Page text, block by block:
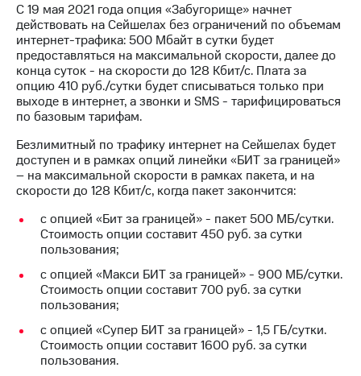
Заказать
SIM-
карту
Оформить
eSIM
SIM-
карта
для
иностранцев
Оформить
чистый
номер
Выбрать
красивый
номер
Заменить
SIM-
карту
Супер
дешевле
при
оплате
с карты
МТС
Деньги
Выберите
и подключите
ТВ
с выгодным
тарифом
Тарифы
Интернет,
ТВ и телефон
для дома
Услуги
С 19 мая 2021 года опция «Забугорище» начнет
действовать на Сейшелах без ограничений по объемам
интернет-трафика: 500 Мбайт в сутки будет
предоставляться на максимальной скорости, далее до
конца суток - на скорости до 128 Кбит/с. Плата за
опцию 410 руб./сутки будет списываться только при
выходе в интернет, а звонки и SMS - тарифицироваться
по базовым тарифам.
Безлимитный по трафику интернет на Сейшелах будет
доступен и в рамках опций линейки «БИТ за границей»
– на максимальной скорости в рамках пакета, и на
скорости до 128 Кбит/с, когда пакет закончится:
с опцией «Бит за границей» - пакет 500 МБ/сутки.
Стоимость опции составит 450 руб. за сутки
пользования;
с опцией «Макси БИТ за границей» - 900 МБ/сутки.
Стоимость опции составит 700 руб. за сутки
пользования;
с опцией «Супер БИТ за границей» - 1,5 ГБ/сутки.
Стоимость опции составит 1600 руб. за сутки
пользования.